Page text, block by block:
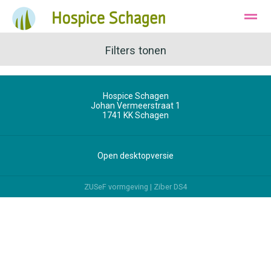
Huisvesting Wie zijn wij
Instagram E-mail
Filters tonen
Hospice Schagen
Johan Vermeerstraat 1
1741 KKSchagen
Open desktopversie
ZUSeF vormgeving | Ziber DS4